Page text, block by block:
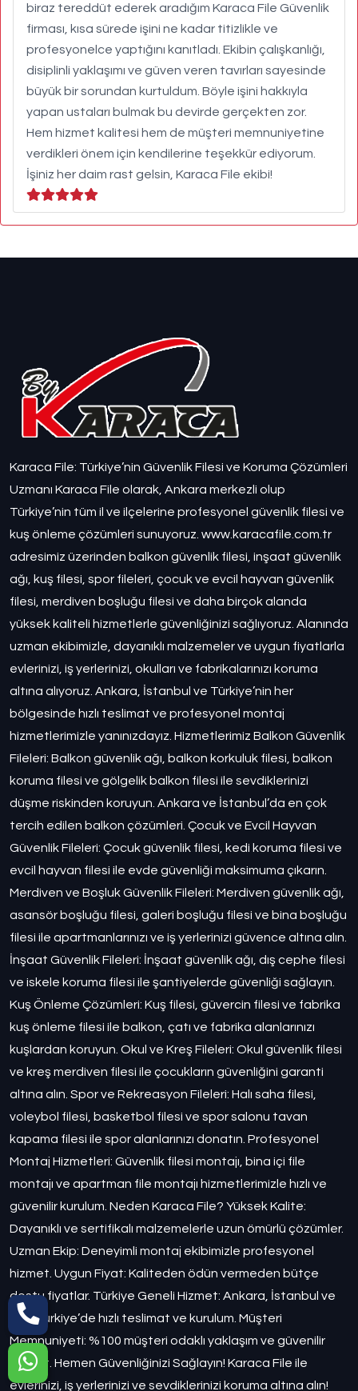
biraz tereddüt ederek aradığım Karaca File Güvenlik
firması, kısa sürede işini ne kadar titizlikle ve
profesyonelce yaptığını kanıtladı. Ekibin çalışkanlığı,
disiplinli yaklaşımı ve güven veren tavırları sayesinde
büyük bir sorundan kurtuldum. Böyle işini hakkıyla
yapan ustaları bulmak bu devirde gerçekten zor.
Hem hizmet kalitesi hem de müşteri memnuniyetine
verdikleri önem için kendilerine teşekkür ediyorum.
İşiniz her daim rast gelsin, Karaca File ekibi!
Karaca File: Türkiye’nin Güvenlik Filesi ve Koruma Çözümleri
Uzmanı Karaca File olarak, Ankara merkezli olup
Türkiye’nin tüm il ve ilçelerine profesyonel güvenlik filesi ve
kuş önleme çözümleri sunuyoruz. www.karacafile.com.tr
adresimiz üzerinden balkon güvenlik filesi, inşaat güvenlik
ağı, kuş filesi, spor fileleri, çocuk ve evcil hayvan güvenlik
filesi, merdiven boşluğu filesi ve daha birçok alanda
yüksek kaliteli hizmetlerle güvenliğinizi sağlıyoruz. Alanında
uzman ekibimizle, dayanıklı malzemeler ve uygun fiyatlarla
evlerinizi, iş yerlerinizi, okulları ve fabrikalarınızı koruma
altına alıyoruz. Ankara, İstanbul ve Türkiye’nin her
bölgesinde hızlı teslimat ve profesyonel montaj
hizmetlerimizle yanınızdayız. Hizmetlerimiz Balkon Güvenlik
Fileleri: Balkon güvenlik ağı, balkon korkuluk filesi, balkon
koruma filesi ve gölgelik balkon filesi ile sevdiklerinizi
düşme riskinden koruyun. Ankara ve İstanbul’da en çok
tercih edilen balkon çözümleri. Çocuk ve Evcil Hayvan
Güvenlik Fileleri: Çocuk güvenlik filesi, kedi koruma filesi ve
evcil hayvan filesi ile evde güvenliği maksimuma çıkarın.
Merdiven ve Boşluk Güvenlik Fileleri: Merdiven güvenlik ağı,
asansör boşluğu filesi, galeri boşluğu filesi ve bina boşluğu
filesi ile apartmanlarınızı ve iş yerlerinizi güvence altına alın.
İnşaat Güvenlik Fileleri: İnşaat güvenlik ağı, dış cephe filesi
ve iskele koruma filesi ile şantiyelerde güvenliği sağlayın.
Kuş Önleme Çözümleri: Kuş filesi, güvercin filesi ve fabrika
kuş önleme filesi ile balkon, çatı ve fabrika alanlarınızı
kuşlardan koruyun. Okul ve Kreş Fileleri: Okul güvenlik filesi
ve kreş merdiven filesi ile çocukların güvenliğini garanti
altına alın. Spor ve Rekreasyon Fileleri: Halı saha filesi,
voleybol filesi, basketbol filesi ve spor salonu tavan
kapama filesi ile spor alanlarınızı donatın. Profesyonel
Montaj Hizmetleri: Güvenlik filesi montajı, bina içi file
montajı ve apartman file montajı hizmetlerimizle hızlı ve
güvenilir kurulum. Neden Karaca File? Yüksek Kalite:
Dayanıklı ve sertifikalı malzemelerle uzun ömürlü çözümler.
Uzman Ekip: Deneyimli montaj ekibimizle profesyonel
hizmet. Uygun Fiyat: Kaliteden ödün vermeden bütçe
dostu fiyatlar. Türkiye Geneli Hizmet: Ankara, İstanbul ve
tüm Türkiye’de hızlı teslimat ve kurulum. Müşteri
Memnuniyeti: %100 müşteri odaklı yaklaşım ve güvenilir
hizmet. Hemen Güvenliğinizi Sağlayın! Karaca File ile
evlerinizi, iş yerlerinizi ve sevdiklerinizi koruma altına alın!